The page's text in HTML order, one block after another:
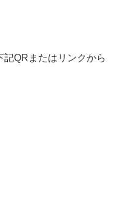
QRまたはリンクから